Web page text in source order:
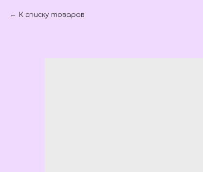
К списку товаров